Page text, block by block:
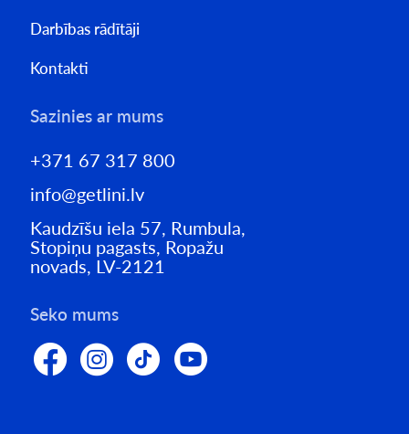
Darbības rādītāji
Kontakti
Sazinies ar mums
+371 67 317 800
info@getlini.lv
Kaudzīšu iela 57, Rumbula,
Stopiņu pagasts, Ropažu
novads, LV-2121
Seko mums